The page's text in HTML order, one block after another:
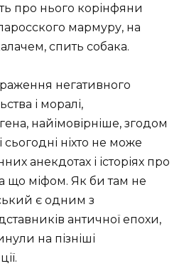
про нього корінфяни
мармуру, на
спить собака.
негативного
і моралі,
найімовірніше, згодом
сьогодні ніхто не може
анекдотах і історіях про
що міфом. Як би там не
є одним з
античної епохи,
на пізніші